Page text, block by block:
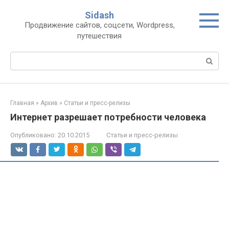
контенту
Sidash
Продвижение сайтов, соцсети, Wordpress,
путешествия
Главная » Архив » Статьи и пресс-релизы
Интернет разрешает потребности человека
Опубликовано: 20.10.2015 Статьи и пресс-релизы